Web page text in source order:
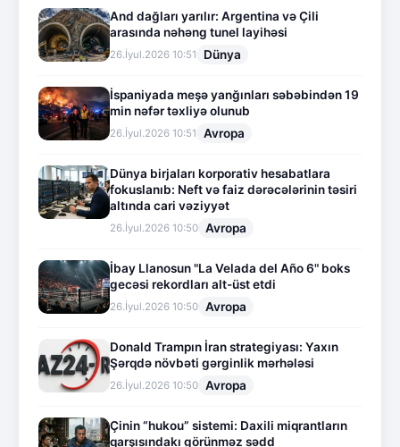
And dağları yarılır: Argentina və Çili
arasında nəhəng tunel layihəsi
26.İyul.2026 10:51 Dünya
İspaniyada meşə yanğınları səbəbindən 19
min nəfər təxliyə olunub
26.İyul.2026 10:51 Avropa
Dünya birjaları korporativ hesabatlara
fokuslanıb: Neft və faiz dərəcələrinin təsiri
altında cari vəziyyət
26.İyul.2026 10:50 Avropa
İbay Llanosun "La Velada del Año 6" boks
gecəsi rekordları alt-üst etdi
26.İyul.2026 10:50 Avropa
Donald Trampın İran strategiyası: Yaxın
Şərqdə növbəti gərginlik mərhələsi
26.İyul.2026 10:50 Avropa
Çinin “hukou” sistemi: Daxili miqrantların
qarşısındakı görünməz sədd